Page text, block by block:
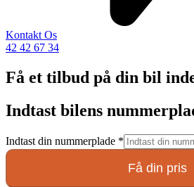
Kontakt Os
42 42 67 34
Få et tilbud på din bil
Indtast bilens
Indtast din nummerplade *
Få din pris